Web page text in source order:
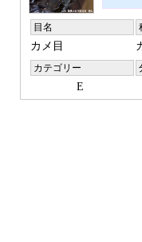
目名
カメ目
カテゴリー
E